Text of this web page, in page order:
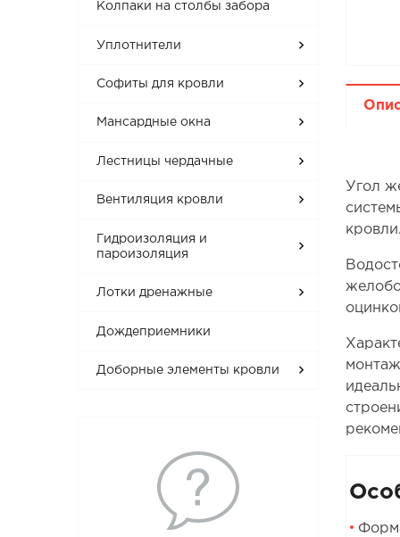
Колпаки на столбы забора
Уплотнители
Софиты для кровли
Мансардные окна
Лестницы чердачные
Вентиляция кровли
Гидроизоляция и
пароизоляция
Лотки дренажные
Дождеприемники
Доборные элементы кровли
Угол